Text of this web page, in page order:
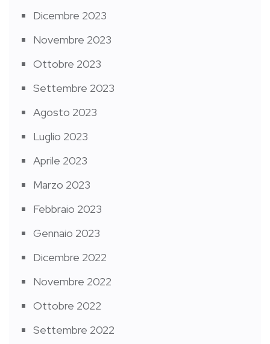
Dicembre 2023
Novembre 2023
Ottobre 2023
Settembre 2023
Agosto 2023
Luglio 2023
Aprile 2023
Marzo 2023
Febbraio 2023
Gennaio 2023
Dicembre 2022
Novembre 2022
Ottobre 2022
Settembre 2022